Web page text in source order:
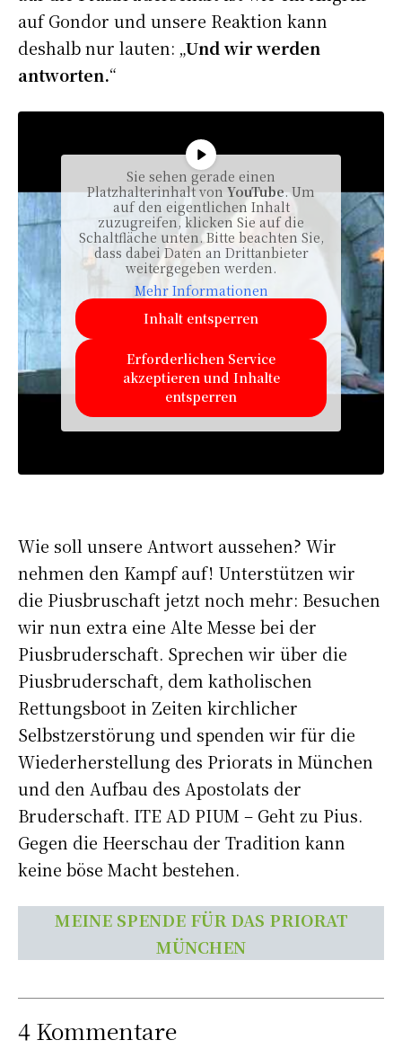
auf Gondor und unsere Reaktion kann
deshalb nur lauten: „Und wir werden
antworten.“
Sie sehen gerade einen
Platzhalterinhalt von YouTube. Um
auf den eigentlichen Inhalt
zuzugreifen, klicken Sie auf die
Schaltfläche unten. Bitte beachten Sie,
dass dabei Daten an Drittanbieter
weitergegeben werden.
Mehr Informationen
Inhalt entsperren
Erforderlichen Service
akzeptieren und Inhalte
entsperren
Wie soll unsere Antwort aussehen? Wir
nehmen den Kampf auf! Unterstützen wir
die Piusbruschaft jetzt noch mehr: Besuchen
wir nun extra eine Alte Messe bei der
Piusbruderschaft. Sprechen wir über die
Piusbruderschaft, dem katholischen
Rettungsboot in Zeiten kirchlicher
Selbstzerstörung und spenden wir für die
Wiederherstellung des Priorats in München
und den Aufbau des Apostolats der
Bruderschaft. ITE AD PIUM – Geht zu Pius.
Gegen die Heerschau der Tradition kann
keine böse Macht bestehen.
MEINE SPENDE FÜR DAS PRIORAT
MÜNCHEN
4 Kommentare